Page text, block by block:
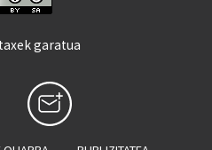
garatua